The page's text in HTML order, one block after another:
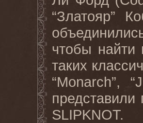
“Златояр”
чтобы
таких
“Monarch”,
SLIPKNOT.